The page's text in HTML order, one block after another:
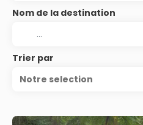
Nom de la destination
Trier par
Notre selection